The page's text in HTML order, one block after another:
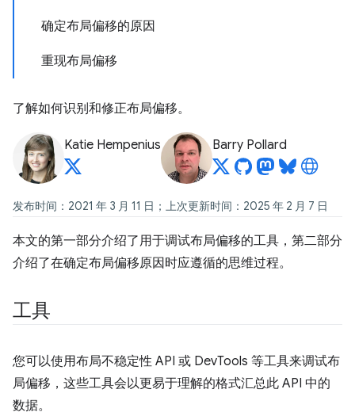
确定布局偏移的原因
重现布局偏移
了解如何识别和修正布局偏移。
Katie Hempenius Barry Pollard
发布时间：2021 年 3 月 11 日；上次更新时间：2025 年 2 月 7 日
本文的第一部分介绍了用于调试布局偏移的工具，第二部分
介绍了在确定布局偏移原因时应遵循的思维过程。
工具
您可以使用布局不稳定性 API 或 DevTools 等工具来调试布
局偏移，这些工具会以更易于理解的格式汇总此 API 中的
数据。